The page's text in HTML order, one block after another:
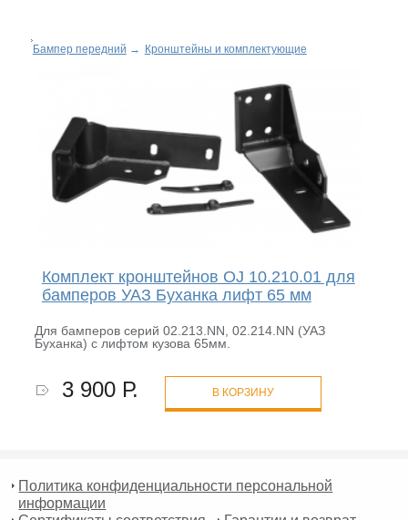
Бампер передний → Кронштейны и комплектующие
Комплект кронштейнов OJ 10.210.01 для
бамперов УАЗ Буханка лифт 65 мм
Для бамперов серий 02.213.NN, 02.214.NN (УАЗ
Буханка) с лифтом кузова 65мм.
3 900 Р. В КОРЗИНУ
Политика конфиденциальности персональной
информации